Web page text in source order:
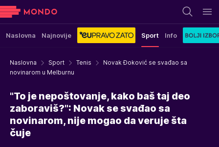
Naslovna Najnovije Sport Info
Naslovna Sport Tenis
Novak Đoković se svađao sa
novinarom u Melburnu
"To je nepoštovanje, kako baš taj deo
zaboraviš?": Novak se svađao sa
novinarom, nije mogao da veruje šta
čuje